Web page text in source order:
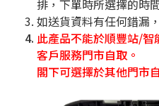
排，下單時所選擇的時
如送貨資料有任何錯漏
此產品不能於順豐站/
客戶服務門市自取。
閣下可選擇於其他門市